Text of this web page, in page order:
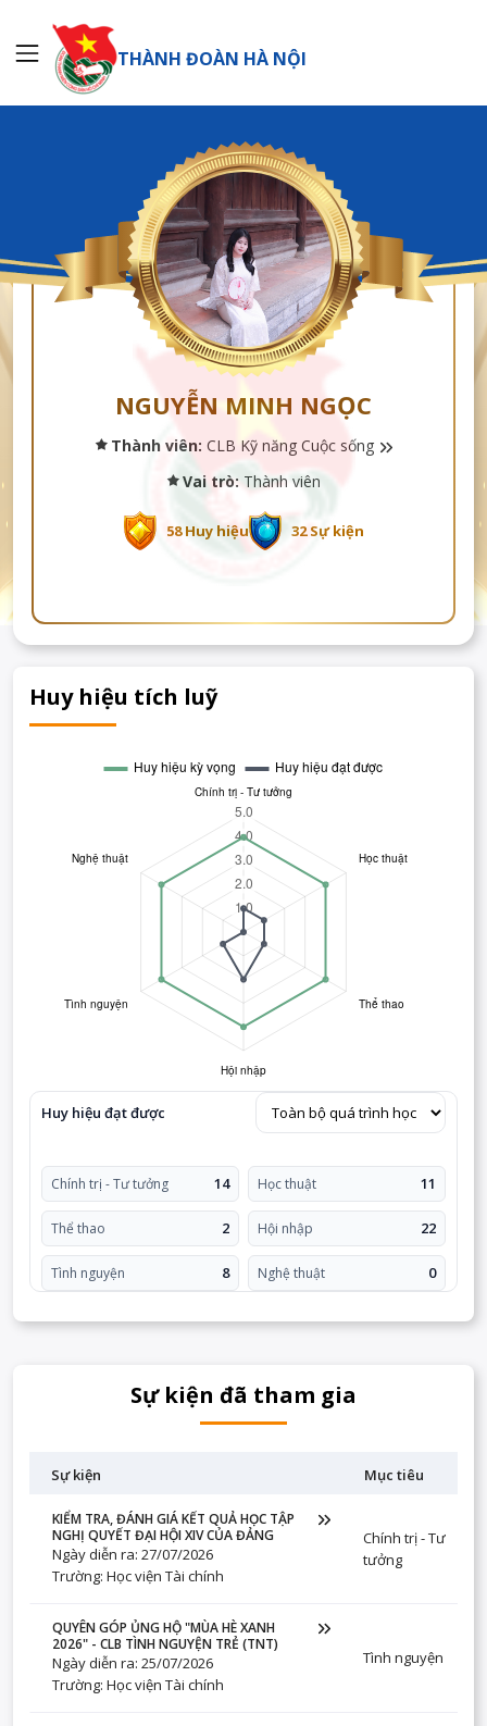
THÀNH ĐOÀN HÀ NỘI
NGUYỄN MINH NGỌC
Thành viên: CLB Kỹ năng Cuộc sống
Vai trò:Thành viên
58 Huy hiệu 32 Sự kiện
Huy hiệu tích luỹ
Huy hiệu đạt được
Chính trị - Tư tưởng 14 Học thuật 11
Thể thao 2 Hội nhập 22
Tình nguyện 8 Nghệ thuật 0
Sự kiện đã tham gia
Sự kiện Mục tiêu
KIỂM TRA, ĐÁNH GIÁ KẾT QUẢ HỌC TẬP
NGHỊ QUYẾT ĐẠI HỘI XIV CỦA ĐẢNG
Ngày diễn ra: 27/07/2026
Trường: Học viện Tài chính
Chính trị - Tư
tưởng
QUYÊN GÓP ỦNG HỘ "MÙA HÈ XANH
2026" - CLB TÌNH NGUYỆN TRẺ (TNT)
Ngày diễn ra: 25/07/2026
Trường: Học viện Tài chính
Tình nguyện